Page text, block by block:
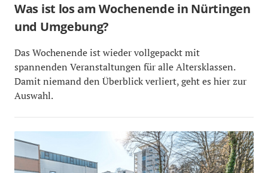
Was ist los am Wochenende in Nürtingen
und Umgebung?
Das Wochenende ist wieder vollgepackt mit
spannenden Veranstaltungen für alle Altersklassen.
Damit niemand den Überblick verliert, geht es hier zur
Auswahl.